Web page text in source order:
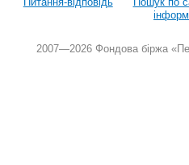
2007—2026 Фондова біржа